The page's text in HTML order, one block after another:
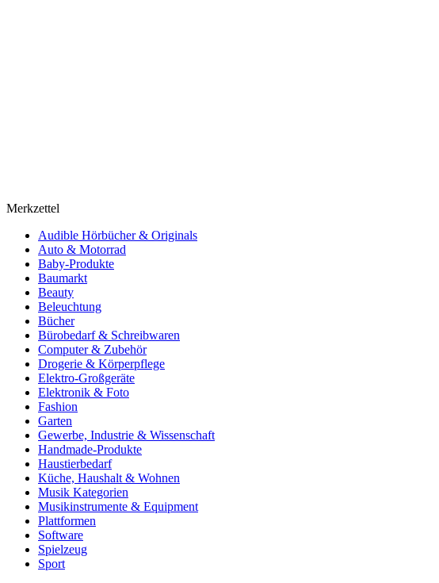
Merkzettel
Audible Hörbücher & Originals
Auto & Motorrad
Baby-Produkte
Baumarkt
Beauty
Beleuchtung
Bücher
Bürobedarf & Schreibwaren
Computer & Zubehör
Drogerie & Körperpflege
Elektro-Großgeräte
Elektronik & Foto
Fashion
Garten
Gewerbe, Industrie & Wissenschaft
Handmade-Produkte
Haustierbedarf
Küche, Haushalt & Wohnen
Musik Kategorien
Musikinstrumente & Equipment
Plattformen
Software
Spielzeug
Sport